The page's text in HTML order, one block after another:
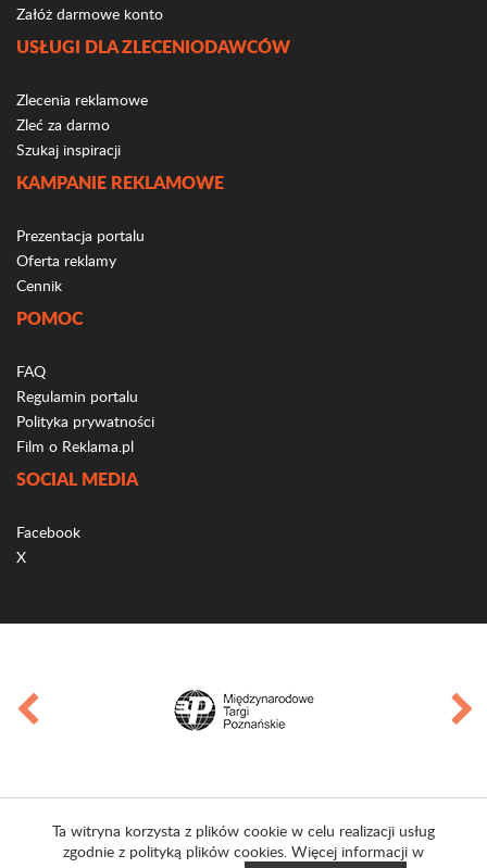
Załóż darmowe konto
USŁUGI DLA ZLECENIODAWCÓW
Zlecenia reklamowe
Zleć za darmo
Szukaj inspiracji
KAMPANIE REKLAMOWE
Prezentacja portalu
Oferta reklamy
Cennik
POMOC
FAQ
Regulamin portalu
Polityka prywatności
Film o Reklama.pl
SOCIAL MEDIA
Facebook
X
Ta witryna korzysta z plików cookie w celu realizacji usług
zgodnie z polityką plików cookies. Więcej informacji w